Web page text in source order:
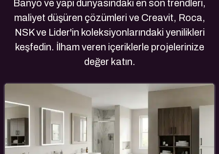
Banyo ve yapı dünyasındaki en son trendleri,
maliyet düşüren çözümleri ve Creavit, Roca,
NSK ve Lider'in koleksiyonlarındaki yenilikleri
keşfedin. İlham veren içeriklerle projelerinize
değer katın.